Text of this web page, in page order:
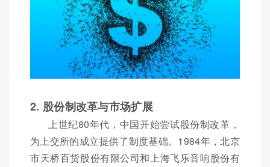
2. 股份制改革与市场扩展
上世纪80年代，中国开始尝试股份制改革，
为上交所的成立提供了制度基础。1984年，北京
市天桥百货股份有限公司和上海飞乐音响股份有